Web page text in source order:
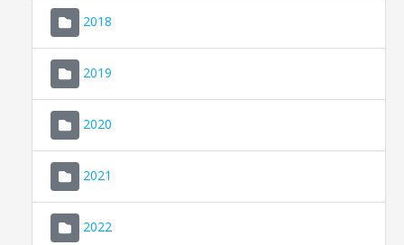
2018
2019
2020
2021
2022